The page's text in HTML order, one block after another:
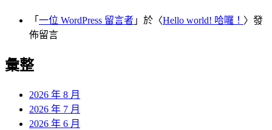
「 一位 WordPress 留言者 」於〈Hello world! 哈囉！ 〉發
佈留言
彙整
2026 年 8 月
2026 年 7 月
2026 年 6 月